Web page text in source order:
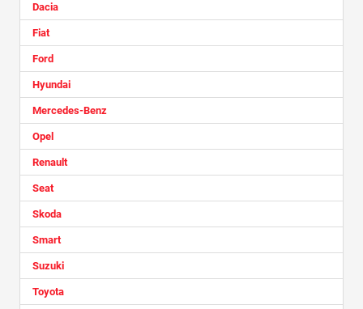
Dacia
Fiat
Ford
Hyundai
Mercedes-Benz
Opel
Renault
Seat
Skoda
Smart
Suzuki
Toyota